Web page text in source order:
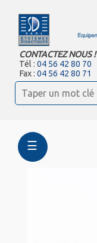
CONTACTEZ NOUS !
Tél :04 56 42 80 70
Fax :04 56 42 80 71
☰